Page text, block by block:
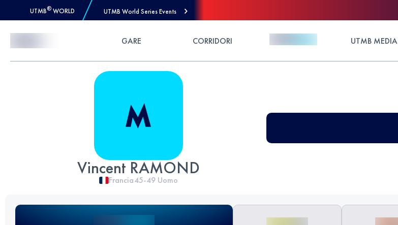
UTMB® WORLD UTMB World Series Events
GARE CORRIDORI UTMB MEDIA
Vincent RAMOND
Francia45-49 Uomo